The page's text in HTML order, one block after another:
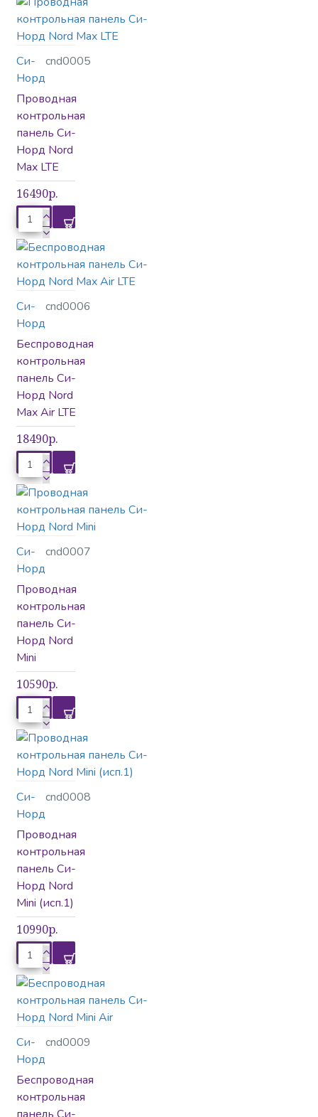
Си-
Норд
cnd0005
Проводная
контрольная
панель Си-
Норд Nord
Max LTE
16490р.
Си-
Норд
cnd0006
Беспроводная
контрольная
панель Си-
Норд Nord
Max Air LTE
18490р.
Си-
Норд
cnd0007
Проводная
контрольная
панель Си-
Норд Nord
Mini
10590р.
Си-
Норд
cnd0008
Проводная
контрольная
панель Си-
Норд Nord
Mini (исп.1)
10990р.
Си-
Норд
cnd0009
Беспроводная
контрольная
панель Си-